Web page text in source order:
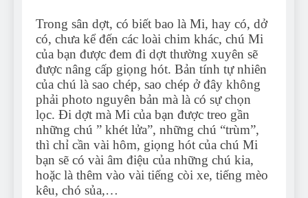
Trong sân dợt, có biết bao là Mi, hay có, dở
có, chưa kể đến các loài chim khác, chú Mi
của bạn được đem đi dợt thường xuyên sẽ
được nâng cấp giọng hót. Bản tính tự nhiên
của chú là sao chép, sao chép ở đây không
phải photo nguyên bản mà là có sự chọn
lọc. Đi dợt mà Mi của bạn được treo gần
những chú ” khét lửa”, những chú “trùm”,
thì chỉ cần vài hôm, giọng hót của chú Mi
bạn sẽ có vài âm điệu của những chú kia,
hoặc là thêm vào vài tiếng còi xe, tiếng mèo
kêu, chó sủa,…